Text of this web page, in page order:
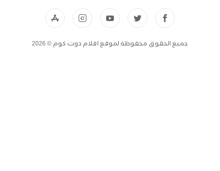
جميع الحقوق محفوظة لموقع افلام دوت كوم © 2026